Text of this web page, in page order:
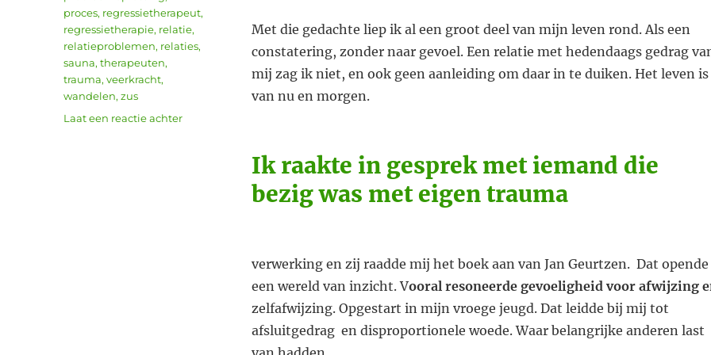
Met die gedachte liep ik al een groot deel van mijn leven rond. Als een
constatering, zonder naar gevoel. Een relatie met hedendaags gedrag
mij zag ik niet, en ook geen aanleiding om daar in te duiken. Het leven is
van nu en morgen.
Ik raakte in gesprek met iemand die
bezig was met eigen trauma
verwerking en zij raadde mij het boek aan van Jan Geurtzen. Dat opende
een wereld van inzicht. Vooral resoneerde gevoeligheid voor afwijzing
zelfafwijzing. Opgestart in mijn vroege jeugd. Dat leidde bij mij tot
afsluitgedrag en disproportionele woede. Waar belangrijke anderen last
proces, regressietherapeut,
regressietherapie, relatie,
relatieproblemen, relaties,
sauna,therapeuten,
trauma,veerkracht,
wandelen,zus
Laat een reactie achterop